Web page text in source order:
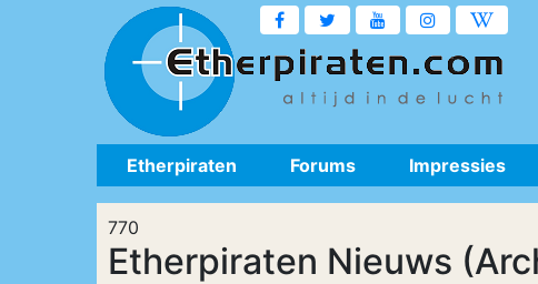
Etherpiraten Forums Impressies
770
Etherpiraten Nieuws